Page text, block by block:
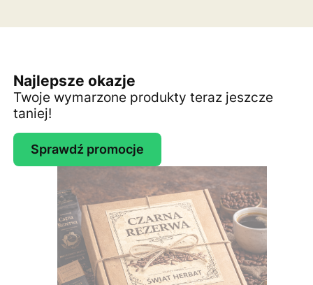
Najlepsze okazje
Twoje wymarzone produkty teraz jeszcze
taniej!
Sprawdź promocje